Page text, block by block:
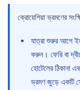
ক্রোয়েশিয়া ভ্রমণের
যাত্রা শুরুর আগে
করুন। ফেরি বা
হোটেলের ঠিকানা
ভ্রমণ জুড়ে একটি